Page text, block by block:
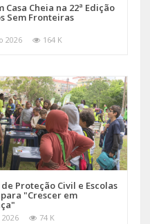
Casa Cheia na 22ª Edição
Sem Fronteiras
2026 164 K
Proteção Civil e Escolas
"Crescer em
74 K